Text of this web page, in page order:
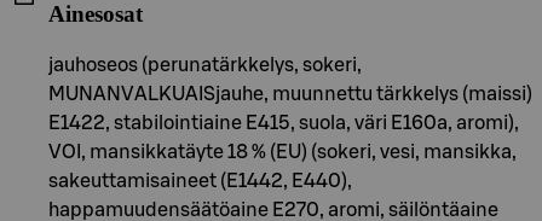
Ainesosat
jauhoseos (perunatärkkelys, sokeri,
MUNANVALKUAISjauhe, muunnettu tärkkelys (maissi)
E1422, stabilointiaine E415, suola, väri E160a, aromi),
VOI, mansikkatäyte 18 % (EU) (sokeri, vesi, mansikka,
sakeuttamisaineet (E1442, E440),
happamuudensäätöaine E270, aromi, säilöntäaine